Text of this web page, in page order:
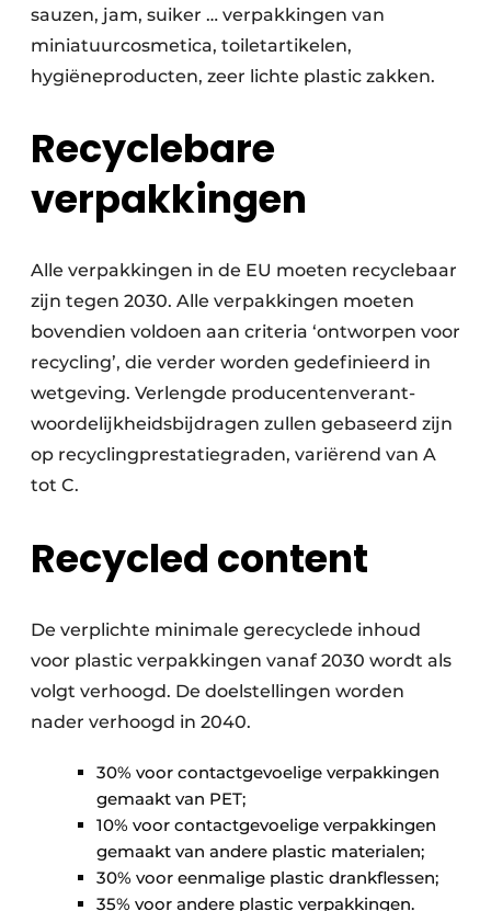
sauzen, jam, suiker … verpakkingen van
miniatuur­cosmetica, toilet­artikelen,
hygiëneproducten, zeer lichte plastic zakken.
Recyclebare
verpakkingen
Alle verpakkingen in de EU moeten recycle­baar
zijn tegen 2030. Alle verpakkingen moeten
boven­dien voldoen aan criteria ‘ontworpen voor
recycling’, die verder worden gedefinieerd in
wet­geving. Verlengde producenten­verant­
woordelijkheids­bijdragen zullen gebaseerd zijn
op recyclingprestatiegraden, variërend van A
tot C.
Recycled content
De verplichte minimale gerecyclede inhoud
voor plastic verpakkingen vanaf 2030 wordt als
volgt verhoogd. De doelstellingen worden
nader verhoogd in 2040.
30% voor contactgevoelige verpakkingen
gemaakt van PET;
10% voor contactgevoelige verpakkingen
gemaakt van andere plastic materialen;
30% voor eenmalige plastic drankflessen;
35% voor andere plastic verpakkingen.